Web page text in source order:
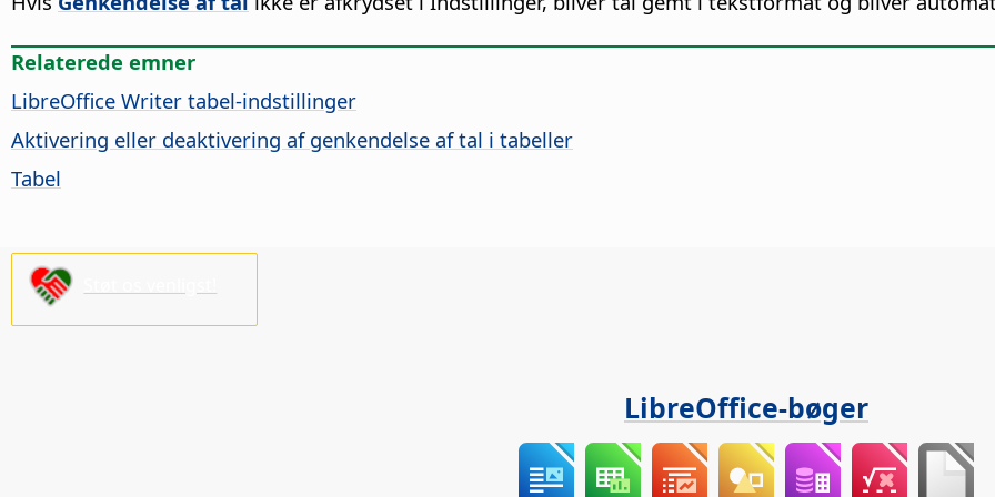
Relaterede emner
LibreOffice Writer tabel-indstillinger
Aktivering eller deaktivering af genkendelse af tal i tabeller
Tabel
LibreOffice-bøger